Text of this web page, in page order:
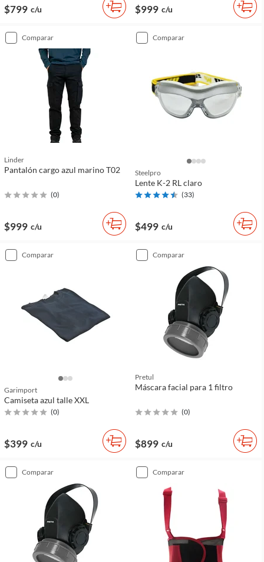
$799 c/u $999 c/u
comparar
Linder
Pantalón cargo azul marino T02
(0)
$999 c/u
comparar
Steelpro
Lente K-2 RL claro
(33)
$499 c/u
comparar
Garimport
Camiseta azul talle XXL
(0)
$399 c/u
comparar
Pretul
Máscara facial para 1 filtro
(0)
$899 c/u
comparar comparar